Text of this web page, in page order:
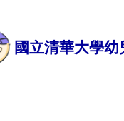
國立清華大學